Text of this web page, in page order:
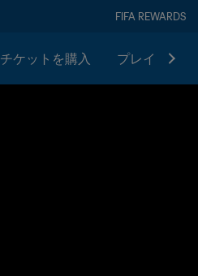
FIFA REWARDS
チケットを購入 プレイ